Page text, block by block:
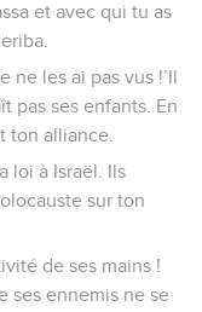
et avec qui tu as
ne les ai pas vus !’Il
pas ses enfants. En
ton alliance.
loi à Israël. Ils
sur ton
de ses mains !
ses ennemis ne se